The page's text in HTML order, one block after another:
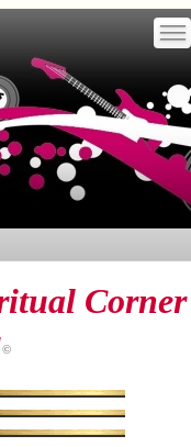
—
—
—
Corner
©